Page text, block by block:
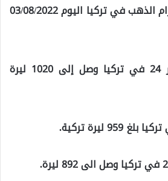
نستعرض لكم أسعار غرام الذهب في تركيا اليوم 03/08/2022
سعر غرام الذهب عيار 24 في تركيا وصل إلى 1020 ليرة